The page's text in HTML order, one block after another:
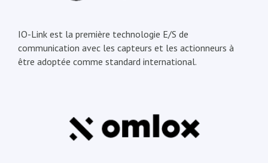
IO-Link est la première technologie E/S de
communication avec les capteurs et les actionneurs à
être adoptée comme standard international.